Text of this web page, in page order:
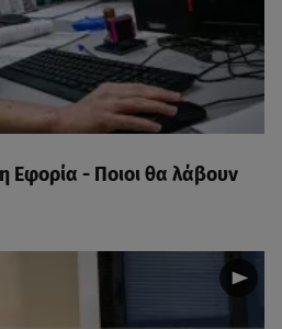
Εφορία - Ποιοι θα λάβουν